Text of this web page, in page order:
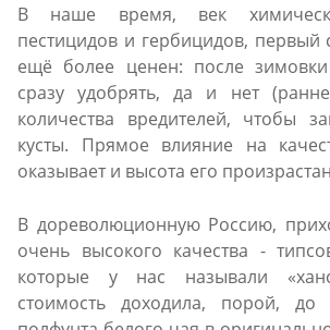
В наше время, век
пестицидов и гербицидов, первый
ещё более ценен: после
сразу удобрять, да и нет
количества вредителей, чтобы
кусты. Прямое влияние на
оказывает и высота его
В дореволюционную Россию,
очень высокого качества -
которые у нас называли
стоимость доходила, порой,